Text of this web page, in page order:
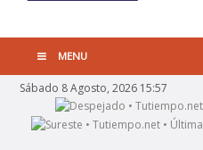
MENU
Sábado 8 Agosto, 2026 15:57